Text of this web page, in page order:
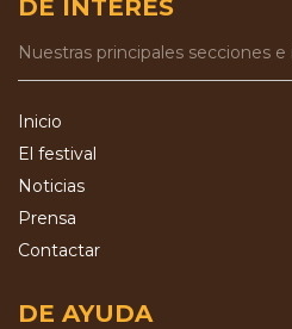
DE INTERÉS
Nuestras principales secciones
Inicio
El festival
Noticias
Prensa
Contactar
DE AYUDA